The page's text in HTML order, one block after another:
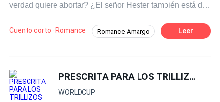
verdad quiere abortar? ¿El señor Hester también está de
también estará de acuerdo —la voz de Bellona Aliotti
sonaba cansada después de una noche sin dormir, pero
semana. Vaya coincidencia que dentro de una semana
sería su aniversario con Roberto Hester. Pero quizás así
era lo mejor. Que todo termine desde donde todo
Cuento corto · Romance Romance Amargo Leer
PRESCRITA PARA LOS TRILLIZOS
WORLDCUP